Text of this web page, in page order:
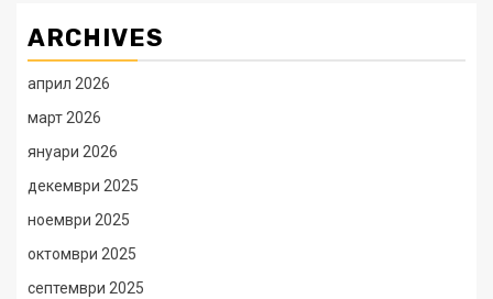
ARCHIVES
април 2026
март 2026
януари 2026
декември 2025
ноември 2025
октомври 2025
септември 2025